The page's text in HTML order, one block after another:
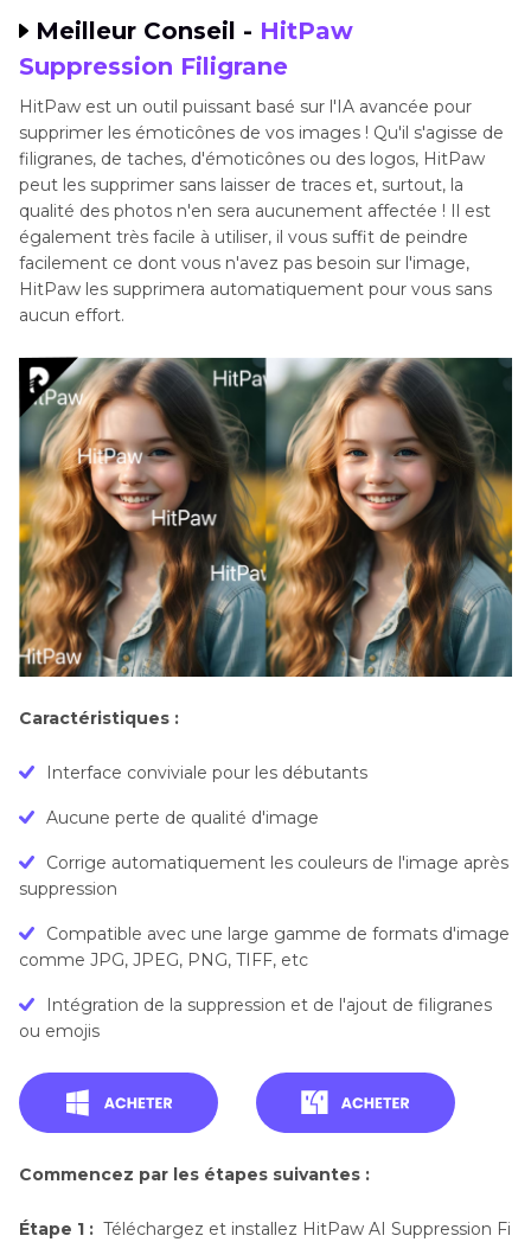
FAQ à propos de la suppression d'émoji sur les
photos
Conclusion
Meilleur Conseil - HitPaw
Suppression Filigrane
HitPaw est un outil puissant basé sur l'IA avancée pour
supprimer les émoticônes de vos images ! Qu'il s'agisse de
filigranes, de taches, d'émoticônes ou des logos, HitPaw
peut les supprimer sans laisser de traces et, surtout, la
qualité des photos n'en sera aucunement affectée ! Il est
également très facile à utiliser, il vous suffit de peindre
facilement ce dont vous n'avez pas besoin sur l'image,
HitPaw les supprimera automatiquement pour vous sans
aucun effort.
Caractéristiques :
Interface conviviale pour les débutants
Aucune perte de qualité d'image
Corrige automatiquement les couleurs de l'image après
suppression
Compatible avec une large gamme de formats d'image
comme JPG, JPEG, PNG, TIFF, etc
Intégration de la suppression et de l'ajout de filigranes
ou emojis
Commencez par les étapes suivantes :
Étape 1 : Téléchargez et installez HitPaw AI Suppression Fi